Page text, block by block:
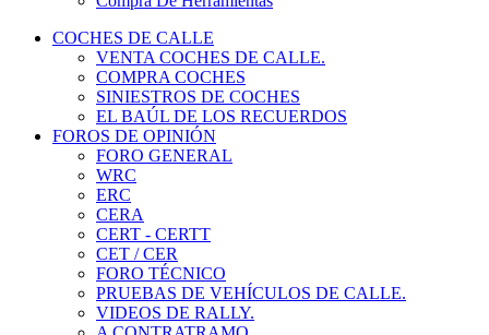
COCHES DE CALLE
VENTA COCHES DE CALLE.
COMPRA COCHES
SINIESTROS DE COCHES
EL BAÚL DE LOS RECUERDOS
FOROS DE OPINIÓN
FORO GENERAL
WRC
ERC
CERA
CERT - CERTT
CET / CER
FORO TÉCNICO
PRUEBAS DE VEHÍCULOS DE CALLE.
VIDEOS DE RALLY.
A CONTRATRAMO
TIENDA ONLINE